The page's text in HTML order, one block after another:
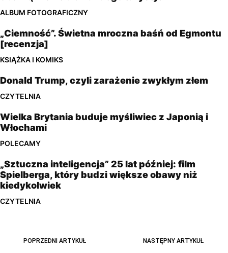
ALBUM FOTOGRAFICZNY
„Ciemność”. Świetna mroczna baśń od Egmontu
[recenzja]
KSIĄŻKA I KOMIKS
Donald Trump, czyli zarażenie zwykłym złem
CZYTELNIA
Wielka Brytania buduje myśliwiec z Japonią i
Włochami
POLECAMY
„Sztuczna inteligencja” 25 lat później: film
Spielberga, który budzi większe obawy niż
kiedykolwiek
CZYTELNIA
POPRZEDNI ARTYKUŁ NASTĘPNY ARTYKUŁ